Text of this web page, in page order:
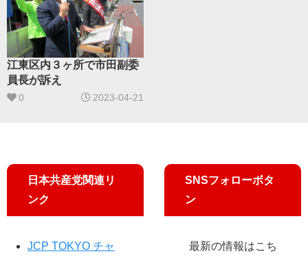
江東区内３ヶ所で市田副委
員長が訴え
0 2023-04-21
日本共産党関連リ
ンク
JCP TOKYO チャ
SNSフォローボタ
ン
最新の情報はこち